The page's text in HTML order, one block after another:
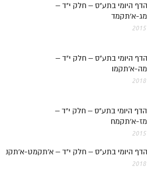
הדף היומי בתע"ס – חלק י"ד –
א'תקמד
הדף היומי בתע"ס – חלק י"ד –
א'תקמו
הדף היומי בתע"ס – חלק י"ד –
א'תקמח